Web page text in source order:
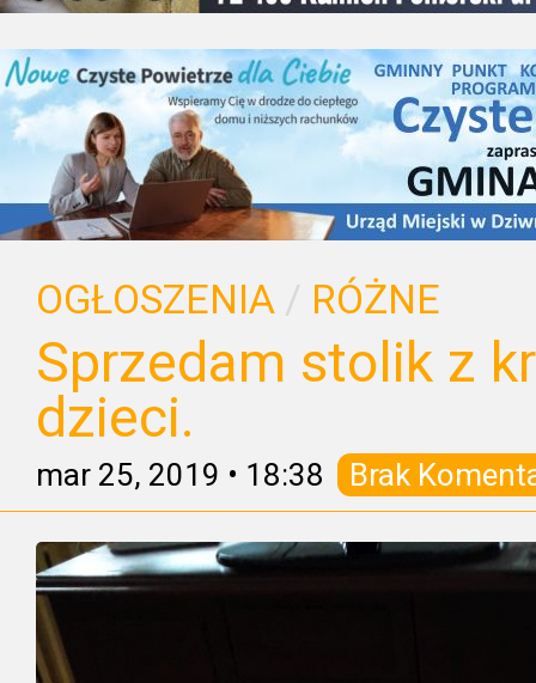
OGŁOSZENIA / RÓŻNE
Sprzedam stolik z
dzieci.
mar 25, 2019 • 18:38 Brak